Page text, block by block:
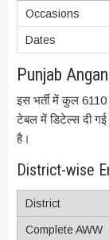
Punjab
इस भर्ती में कुल
टेबल में डिटेल्स दी
है।
District-wise